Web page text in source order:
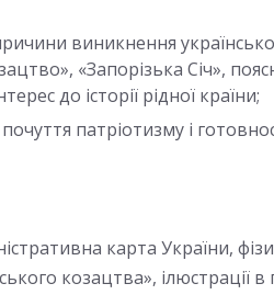
виникнення
«Запорізька Січ»,
до історії рідної країни;
патріотизму і
карта України,
козацтва», ілюстрації в